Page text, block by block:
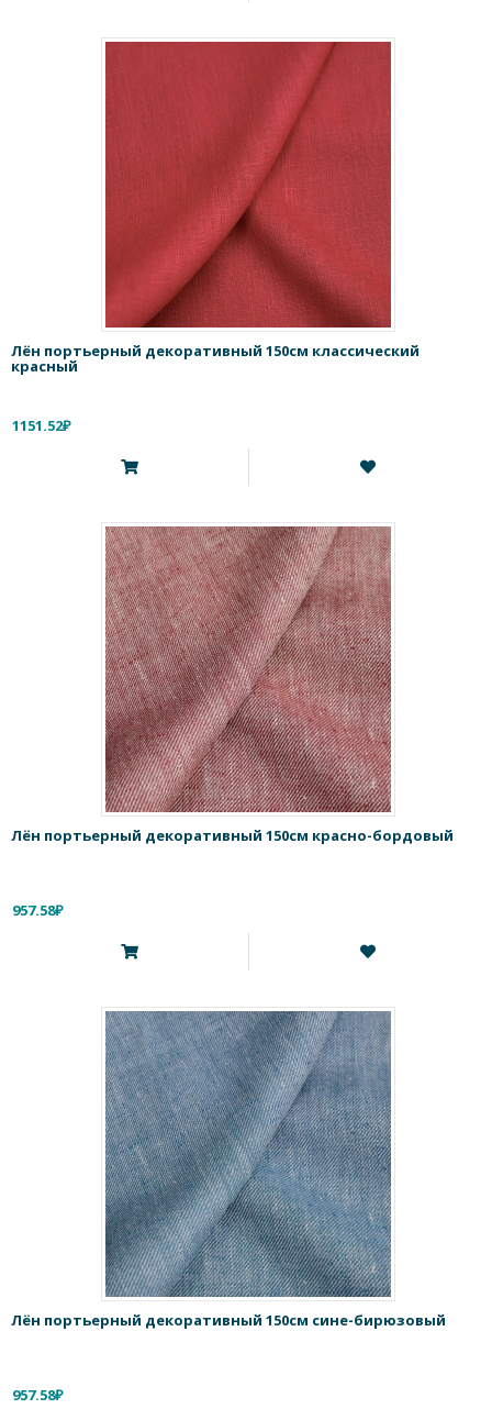
Лён портьерный декоративный 150см классический
красный
1151.52₽
Лён портьерный декоративный 150см красно-бордовый
957.58₽
Лён портьерный декоративный 150см сине-бирюзовый
957.58₽